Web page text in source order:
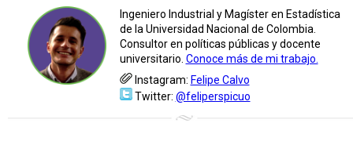
Ingeniero Industrial y Magíster en Estadística
de la Universidad Nacional de Colombia.
Consultor en políticas públicas y docente
universitario. Conoce más de mi trabajo.
Instagram: Felipe Calvo
Twitter: @feliperspicuo